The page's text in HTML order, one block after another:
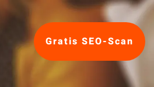
Gratis SEO-Scan